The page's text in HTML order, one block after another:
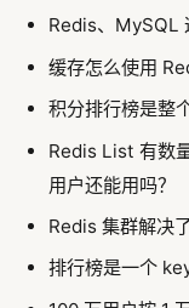
Redis、MySQL
缓存怎么使用
积分排行榜是整
Redis List 有数
用户还能用吗？
Redis 集群解决
排行榜是一个